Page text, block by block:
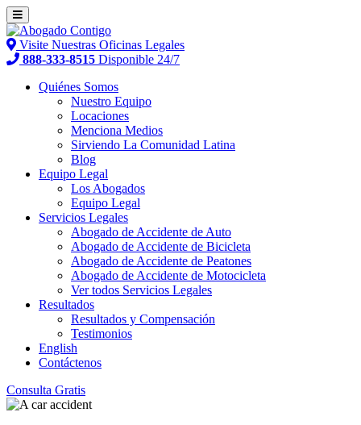
Visite Nuestras Oficinas Legales
888-333-8515 Disponible 24/7
Quiénes Somos
Nuestro Equipo
Locaciones
Menciona Medios
Sirviendo La Comunidad Latina
Blog
Equipo Legal
Los Abogados
Equipo Legal
Servicios Legales
Abogado de Accidente de Auto
Abogado de Accidente de Bicicleta
Abogado de Accidente de Peatones
Abogado de Accidente de Motocicleta
Ver todos Servicios Legales
Resultados
Resultados y Compensación
Testimonios
English
Contáctenos
Consulta Gratis